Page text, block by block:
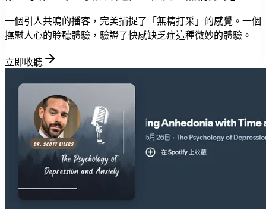
一個引人共鳴的播客，完美捕捉了「無精打采」的感覺。一個
撫慰人心的聆聽體驗，驗證了快感缺乏症這種微妙的體驗。
立即收聽